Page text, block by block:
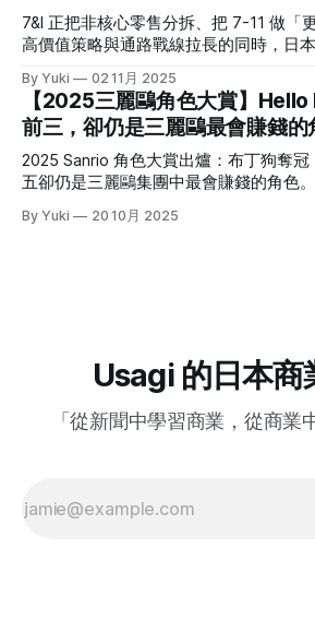
「老氣」，重點是價格依然友善。 究竟しまむら是靠著什麼
樣的商業模式在競爭激烈的日本服飾品
麼樣的經營策略屢屢能夠在日本社群上掀起話
將帶大家解析しまむら集團背後的故事。 しまむら到底是一
家什麼樣的公司？
後，Crunchyroll 在去年 10 月正式於美國
Crunchyroll Manga。 ◎本文重點 * Sony 近年已明顯轉型為娛
讓它更有能力透過投資、併購與整合，放
日本 IP 出海雖然常靠動畫打開知名度，
不完整；海外很多觀眾看得到動畫，卻
熱度停在平台外，甚至流向盜版。 * Crunchyroll Manga 的意
義，不只是多一個漫畫功能，
7&I 正把非核心零售分拆、把 7-11 做「
高價值策略與通路戰線拉長的同時，日
年秋冬商品起，7&I控股旗下的伊藤洋華
堂）將正式停止與日本服飾大廠
年的策略聯盟。 但早在今年3月，7&I 就已宣布將旗下非便利
商店相關事業獨立切割，設立新公司「
華堂即是被切割的核心對象之一，這項
了因應加拿大便利商巨頭 ACT（
可能的收購案，提前做出業務清理與專注本
By Yuki 02 11月 2025
【2025三麗鷗角色大賞】
前三，卻仍是三麗鷗最會賺錢的
2025 Sanrio 角色大賞出爐：布丁狗奪
五卻仍是三麗鷗集團中最會賺錢的角色
今年的三麗鷗角色大賞由布丁狗擠下大
別是巧克貓（Chococat）這個角色，今
上升二十二名。而其主要受眾正是成長
人氣不等於營收：觸及和「支出喚起」
By Yuki 20 10月 2025
Usagi 的日本商
「從新聞中學習商業，從商業